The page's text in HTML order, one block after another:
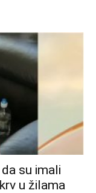
su imali
u žilama